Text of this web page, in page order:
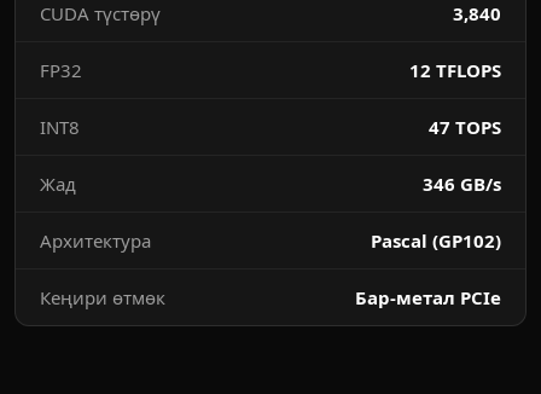
CUDA түстөрү 3,840
FP32 12 TFLOPS
INT8 47 TOPS
Жад 346 GB/s
Архитектура Pascal (GP102)
Кеңири өтмөк Бар-метал PCIe